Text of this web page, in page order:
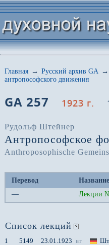
Главная → Русский архив GA →
антропософского движения
GA 257 1923 г.
Рудольф Штейнер
Антропософское
Anthroposophische
Перевод
—
Лекции
Список лекций
1 5149 23.01.1923 вт